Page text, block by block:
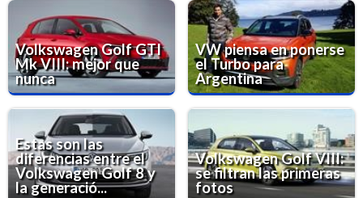
Volkswagen Golf GTI
Mk VIII: mejor que
nunca
VW piensa en ponerse
el Turbo para
Argentina
Estas son las
diferencias entre el
Volkswagen Golf 8 y
la generació...
Volkswagen Golf VIII:
se filtran las primeras
fotos